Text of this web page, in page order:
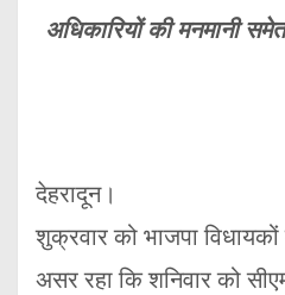
अधिकारियों की मनमानी
देहरादून।
शुक्रवार को भाजपा
असर रहा कि शनिवार को